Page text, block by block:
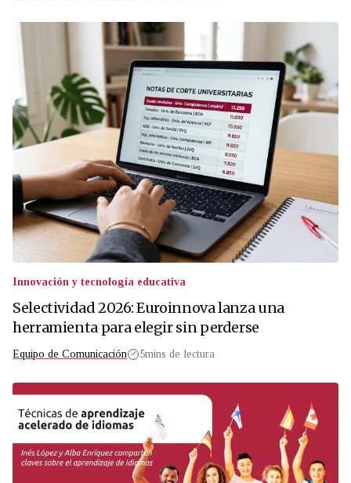
Innovación y tecnología educativa
Selectividad 2026: Euroinnova lanza una
herramienta para elegir sin perderse
Equipo de Comunicación 5mins de lectura